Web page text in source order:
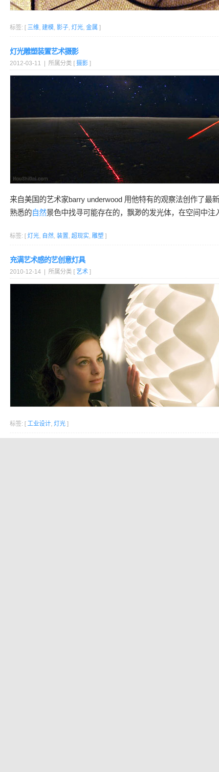
标签: [ 三维, 建模, 影子, 灯光, 金属 ]
灯光雕塑装置艺术摄影
2012-03-11 | 所属分类 [ 摄影 ]
来自美国的艺术家barry underwood 用他特有的观察法创作了最
熟悉的自然景色中找寻可能存在的，飘渺的发光体，在空间中注
标签: [ 灯光, 自然, 装置, 超现实, 雕塑 ]
充满艺术感的艺创意灯具
2010-12-14 | 所属分类 [ 艺术 ]
标签: [ 工业设计, 灯光 ]